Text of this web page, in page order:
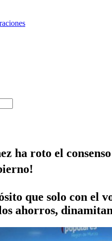
ha roto el
que solo con el
ahorros,